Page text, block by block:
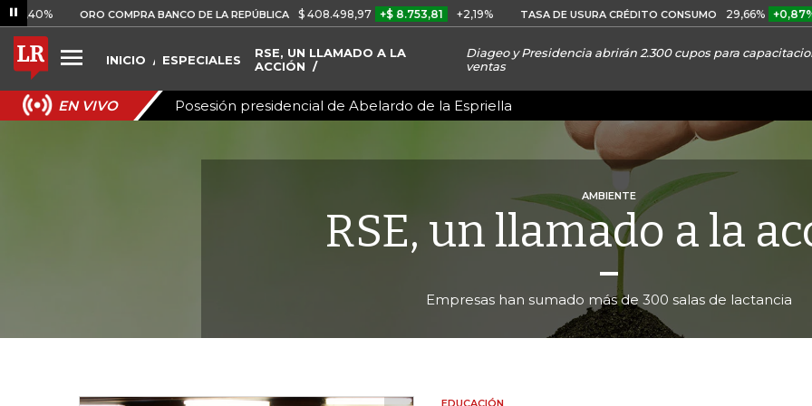
ORO COMPRA BANCO DE LA REPÚBLICA $ 408.498,97 +$ 8.753,81 +2,19% TASA DE USURA CRÉDITO CONSUMO 29,66% +0,87%
INICIO ESPECIALES
RSE, UN LLAMADO A LA
ACCIÓN
Diageo y Presidencia abrirán 2.300 cupos para
ventas
EN VIVO Posesión presidencial de Abelardo de la Espriella
AMBIENTE
RSE, un llamado a la
Empresas han sumado más de 300 salas de lactancia
EDUCACIÓN